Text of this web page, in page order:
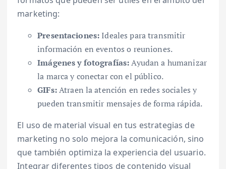
marketing:
Presentaciones: Ideales para transmitir
información en eventos o reuniones.
Imágenes y fotografías:Ayudan a humanizar
la marca y conectar con el público.
GIFs:Atraen la atención en redes sociales y
pueden transmitir mensajes de forma rápida.
El uso de material visual en tus estrategias de
marketing no solo mejora la comunicación, sino
que también optimiza la experiencia del usuario.
Integrar diferentes tipos de contenido visual